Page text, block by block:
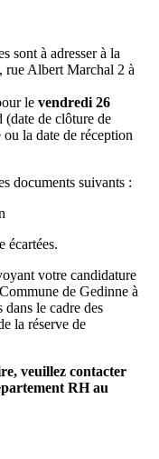
sont à adresser à la
rue Albert Marchal 2 à
le vendredi 26
(date de clôture de
la date de réception
documents suivants :
écartées.
votre candidature
de Gedinne à
le cadre des
la réserve de
veuillez contacter
RH au